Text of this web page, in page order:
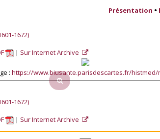
Présentation •
1672)
Sur Internet Archive
: https://www.biusante.parisdescartes.fr/histmed/
1672)
Sur Internet Archive